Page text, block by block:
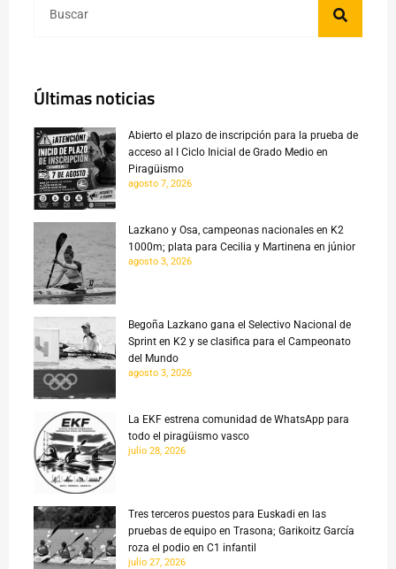
Últimas noticias
Abierto el plazo de inscripción para la prueba de
acceso al I Ciclo Inicial de Grado Medio en
Piragüismo
agosto 7, 2026
Lazkano y Osa, campeonas nacionales en K2
1000m; plata para Cecilia y Martinena en júnior
agosto 3, 2026
Begoña Lazkano gana el Selectivo Nacional de
Sprint en K2 y se clasifica para el Campeonato
del Mundo
agosto 3, 2026
La EKF estrena comunidad de WhatsApp para
todo el piragüismo vasco
julio 28, 2026
Tres terceros puestos para Euskadi en las
pruebas de equipo en Trasona; Garikoitz García
roza el podio en C1 infantil
julio 27, 2026